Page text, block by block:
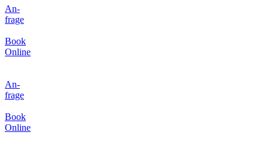
An-
frage
Book
Online
An-
frage
Book
Online